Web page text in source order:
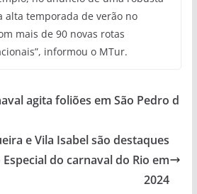
alta temporada de verão no
mais de 90 novas rotas
informou o MTur.
agita foliões em São Pedro d
e Vila Isabel são destaques
do carnaval do Rio em
2024